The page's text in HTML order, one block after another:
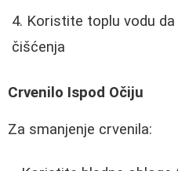
Koristite toplu vodu
čišćenja
Crvenilo Ispod Očiju
Za smanjenje crvenila: